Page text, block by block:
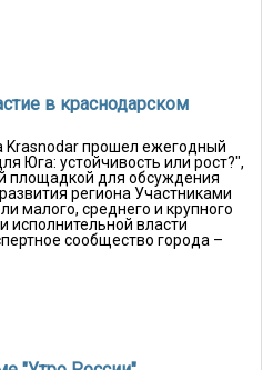
в краснодарском
Krasnodar прошел ежегодный
Юга: устойчивость или рост?",
площадкой для обсуждения
региона Участниками
малого, среднего и крупного
исполнительной власти
сообщество города –